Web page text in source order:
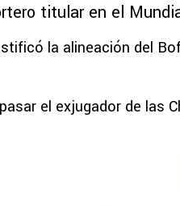
titular en el
la alineación del
el exjugador de las